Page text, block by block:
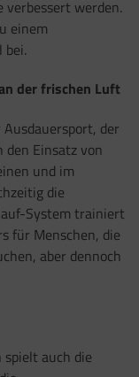
verbessert werden.
einem
bei.
der frischen Luft
der
Einsatz von
und im
die
System trainiert
für Menschen, die
aber dennoch
auch die